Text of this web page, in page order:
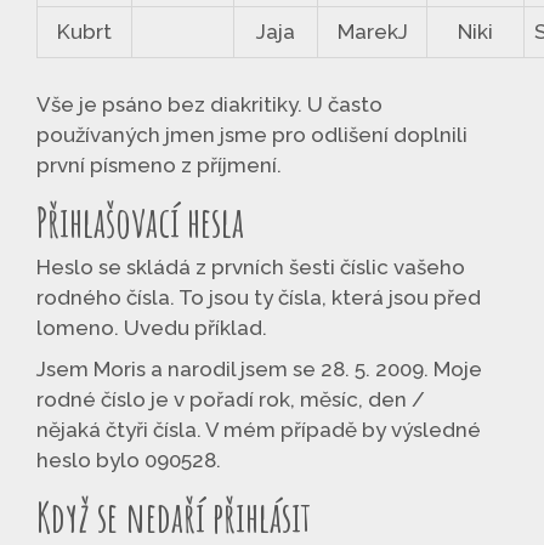
Kubrt Jaja MarekJ Niki
Vše je psáno bez diakritiky. U často
používaných jmen jsme pro odlišení doplnili
první písmeno z příjmení.
Přihlašovací hesla
Heslo se skládá z prvních šesti číslic vašeho
rodného čísla. To jsou ty čísla, která jsou před
lomeno. Uvedu příklad.
Jsem Moris a narodil jsem se 28. 5. 2009. Moje
rodné číslo je v pořadí rok, měsíc, den /
nějaká čtyři čísla. V mém případě by výsledné
heslo bylo 090528.
Když se nedaří přihlásit